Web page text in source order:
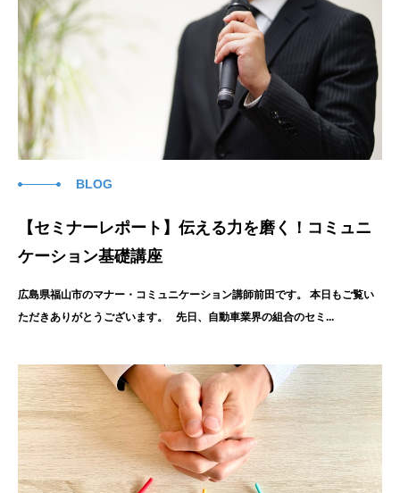
BLOG
【セミナーレポート】伝える力を磨く！コミュニ
ケーション基礎講座
広島県福山市のマナー・コミュニケーション講師前田です。 本日もご覧い
ただきありがとうございます。 先日、自動車業界の組合のセミ...